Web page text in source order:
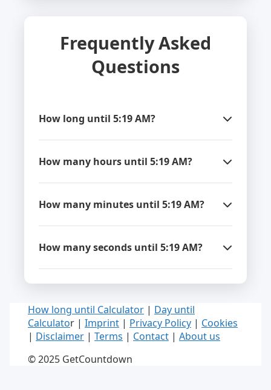
Frequently Asked
Questions
How long until 5:19 AM?
How many hours until 5:19 AM?
How many minutes until 5:19 AM?
How many seconds until 5:19 AM?
How long until Calculator | Day until
Calculator | Imprint | Privacy Policy | Cookies
| Disclaimer | Terms | Contact | About us
© 2025 GetCountdown